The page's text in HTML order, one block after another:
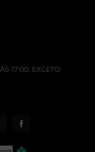
17:00, EXCETO